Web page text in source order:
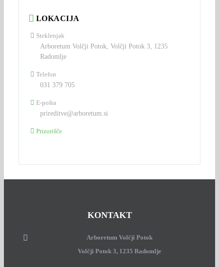
LOKACIJA
Steklenjak
Arboretum Volčji Potok, Volčji Potok 3, 1235
Radomlje
Telefon
031 379 705
E-pošta
prireditve@arboretum.si
Prizorišče
KONTAKT
Arboretum Volčji Potok
Volčji Potok 3, 1235 Radomlje